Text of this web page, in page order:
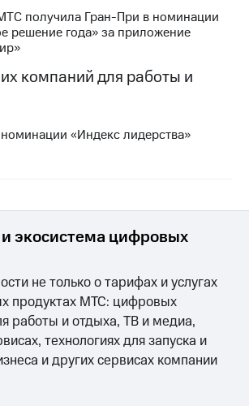
получила Гран-При в номинации
решение года» за приложение
компаний для работы и
«Индекс лидерства»
экосистема цифровых
не только о тарифах и услугах
продуктах МТС: цифровых
работы и отдыха, ТВ и медиа,
технологиях для запуска и
и других сервисах компании